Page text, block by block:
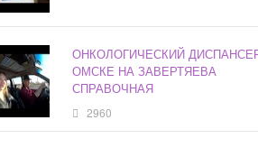
ОНКОЛОГИЧЕСКИЙ
ОМСКЕ НА ЗАВЕРТЯЕВА
СПРАВОЧНАЯ
2960